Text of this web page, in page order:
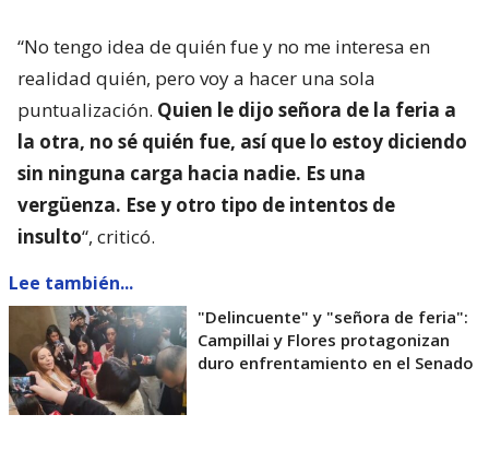
“No tengo idea de quién fue y no me interesa en
realidad quién, pero voy a hacer una sola
puntualización. Quien le dijo señora de la feria a
la otra, no sé quién fue, así que lo estoy diciendo
sin ninguna carga hacia nadie. Es una
vergüenza. Ese y otro tipo de intentos de
insulto“, criticó.
Lee también...
"Delincuente" y "señora de feria":
Campillai y Flores protagonizan
duro enfrentamiento en el Senado